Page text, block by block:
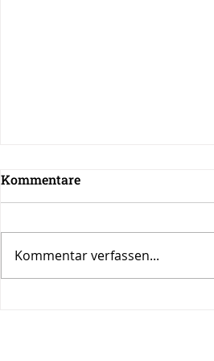
Kommentare
Kommentar verfassen...